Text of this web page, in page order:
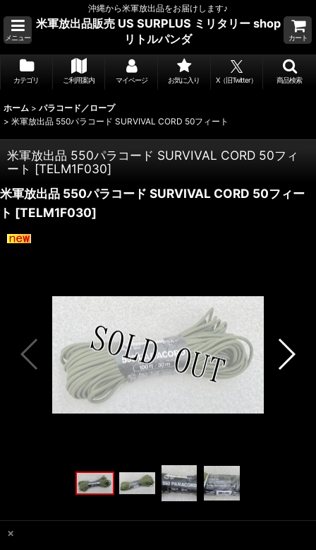
沖縄から米軍放出品をお届けします♪
メニュー
米軍放出品販売 US SURPLUS ミリタリー shop
リトルパンダ
カート
カテゴリ ご利用案内 マイページ お気に入り X（旧Twitter） 商品検索
ホーム > パラコード／ロープ
> 米軍放出品 550パラコード SURVIVAL CORD 50フィート
米軍放出品 550パラコード SURVIVAL CORD 50フィ
ート [TELM1F030]
米軍放出品 550パラコード SURVIVAL CORD 50フィー
ト [TELM1F030]
×